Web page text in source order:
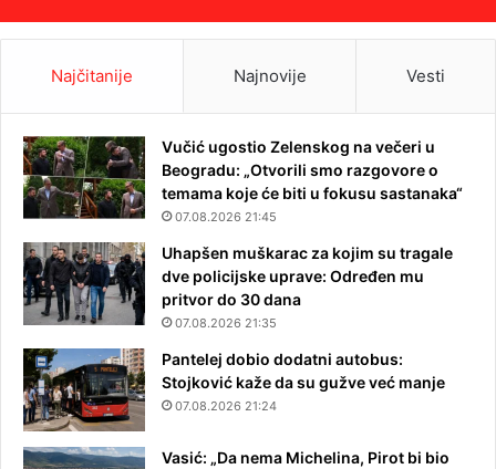
Najčitanije Najnovije Vesti
Vučić ugostio Zelenskog na večeri u
Beogradu: „Otvorili smo razgovore o
temama koje će biti u fokusu sastanaka“
07.08.2026 21:45
Uhapšen muškarac za kojim su tragale
dve policijske uprave: Određen mu
pritvor do 30 dana
07.08.2026 21:35
Pantelej dobio dodatni autobus:
Stojković kaže da su gužve već manje
07.08.2026 21:24
Vasić: „Da nema Michelina, Pirot bi bio